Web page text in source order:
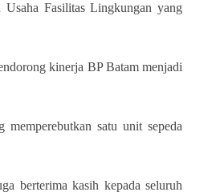
Usaha Fasilitas Lingkungan yang
kinerja BP Batam menjadi
satu unit sepeda
berterima kasih kepada seluruh